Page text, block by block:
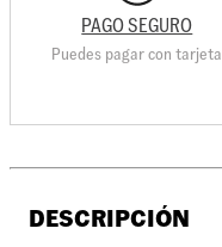
PAGO SEGURO
Puedes pagar con tarjeta
DESCRIPCIÓN